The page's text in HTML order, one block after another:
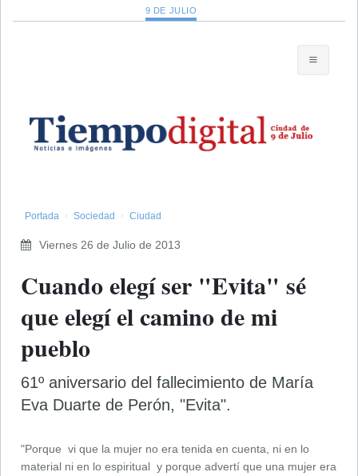
9 DE JULIO
Portada Sociedad Ciudad
Viernes 26 de Julio de 2013
Cuando elegí ser "Evita" sé
que elegí el camino de mi
pueblo
61º aniversario del fallecimiento de María
Eva Duarte de Perón, "Evita".
"Porque vi que la mujer no era tenida en cuenta, ni en lo
material ni en lo espiritual y porque advertí que una mujer era